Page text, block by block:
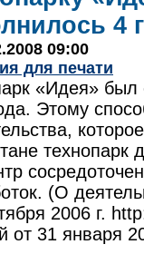
4
09:00
для печати
«Идея» был
Этому
технопарк
(О
2006 г.
от 31 января